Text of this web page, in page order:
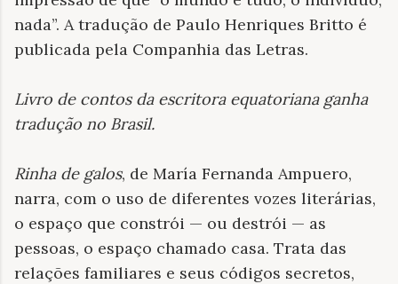
nada”. A tradução de Paulo Henriques Britto é
publicada pela Companhia das Letras.
Livro de contos da escritora equatoriana ganha
tradução no Brasil.
Rinha de galos, de María Fernanda Ampuero,
narra, com o uso de diferentes vozes literárias,
o espaço que constrói — ou destrói — as
pessoas, o espaço chamado casa. Trata das
relações familiares e seus códigos secretos,